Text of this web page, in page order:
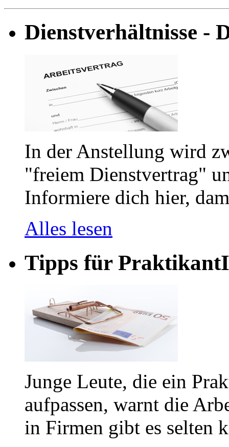
Dienstverhältnisse -
In der Anstellung wird
"freiem Dienstvertrag"
Informiere dich hier,
Alles lesen
Tipps für
Junge Leute, die ein
aufpassen, warnt die
in Firmen gibt es selten